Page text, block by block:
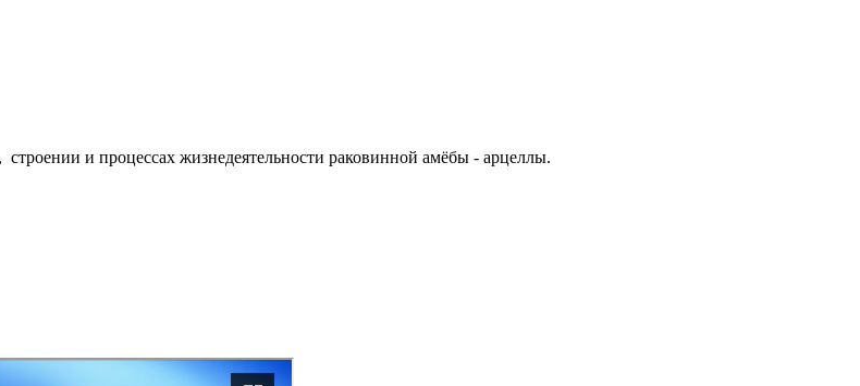
и процессах жизнедеятельности раковинной амёбы - арцеллы.